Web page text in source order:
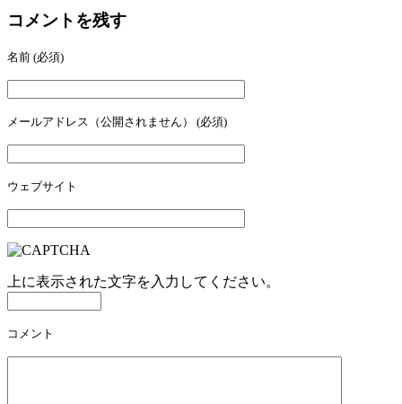
コメントを残す
名前 (必須)
メールアドレス（公開されません） (必須)
ウェブサイト
上に表示された文字を入力してください。
コメント